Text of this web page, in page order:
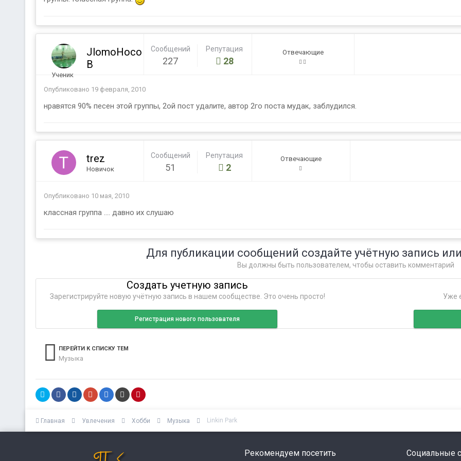
JlomoHoco
B
Ученик
Сообщений
227
Репутация
28
Отвечающие
Опубликовано 19 февраля, 2010
нравятся 90% песен этой группы, 2ой пост удалите, автор 2го поста мудак, заблудился.
trez
Новичок
Сообщений
51
Репутация
2
Отвечающие
Опубликовано 10 мая, 2010
классная группа .... давно их слушаю
Для публикации сообщений создайте учётную запись
Вы должны быть пользователем, чтобы оставить комментарий
Создать учетную запись
Зарегистрируйте новую учётную запись в нашем сообществе. Это очень просто!
Регистрация нового пользователя
Уже
ПЕРЕЙТИ К СПИСКУ ТЕМ
Музыка
Главная Увлечения Хобби Музыка Linkin Park
Рекомендуем посетить Социальные